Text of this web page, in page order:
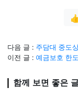
다음 글 : 주담대 중도
이전 글 : 예금보호 한
함께 보면 좋은